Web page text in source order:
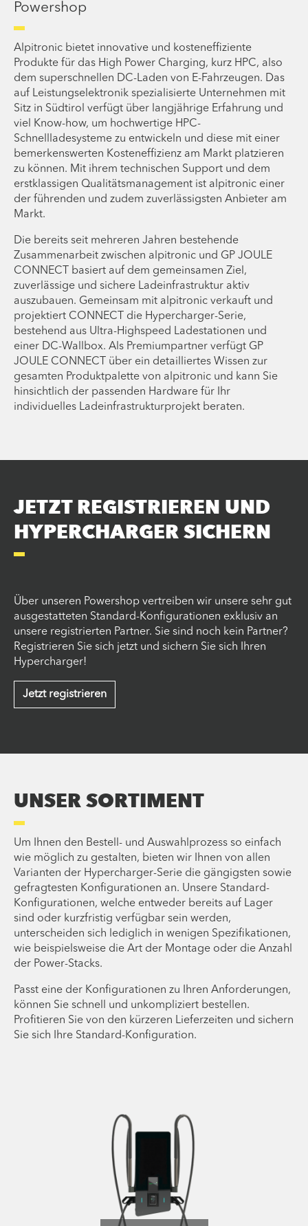
Powershop
Alpitronic bietet innovative und kosteneffiziente
Produkte für das High Power Charging, kurz HPC, also
dem superschnellen DC-Laden von E-Fahrzeugen. Das
auf Leistungselektronik spezialisierte Unternehmen mit
Sitz in Südtirol verfügt über langjährige Erfahrung und
viel Know-how, um hochwertige HPC-
Schnellladesysteme zu entwickeln und diese mit einer
bemerkenswerten Kosteneffizienz am Markt platzieren
zu können. Mit ihrem technischen Support und dem
erstklassigen Qualitätsmanagement ist alpitronic einer
der führenden und zudem zuverlässigsten Anbieter am
Markt.
Die bereits seit mehreren Jahren bestehende
Zusammenarbeit zwischen alpitronic und GP JOULE
CONNECT basiert auf dem gemeinsamen Ziel,
zuverlässige und sichere Ladeinfrastruktur aktiv
auszubauen. Gemeinsam mit alpitronic verkauft und
projektiert CONNECT die Hypercharger-Serie,
bestehend aus Ultra-Highspeed Ladestationen und
einer DC-Wallbox. Als Premiumpartner verfügt GP
JOULE CONNECT über ein detailliertes Wissen zur
gesamten Produktpalette von alpitronic und kann Sie
hinsichtlich der passenden Hardware für Ihr
individuelles Ladeinfrastrukturprojekt beraten.
JETZT REGISTRIEREN UND
HYPERCHARGER SICHERN
Über unseren Powershop vertreiben wir unsere sehr gut
ausgestatteten Standard-Konfigurationen exklusiv an
unsere registrierten Partner. Sie sind noch kein Partner?
Registrieren Sie sich jetzt und sichern Sie sich Ihren
Hypercharger!
Jetzt registrieren
UNSER SORTIMENT
Um Ihnen den Bestell- und Auswahlprozess so einfach
wie möglich zu gestalten, bieten wir Ihnen von allen
Varianten der Hypercharger-Serie die gängigsten sowie
gefragtesten Konfigurationen an. Unsere Standard-
Konfigurationen, welche entweder bereits auf Lager
sind oder kurzfristig verfügbar sein werden,
unterscheiden sich lediglich in wenigen Spezifikationen,
wie beispielsweise die Art der Montage oder die Anzahl
der Power-Stacks.
Passt eine der Konfigurationen zu Ihren Anforderungen,
können Sie schnell und unkompliziert bestellen.
Profitieren Sie von den kürzeren Lieferzeiten und sichern
Sie sich Ihre Standard-Konfiguration.